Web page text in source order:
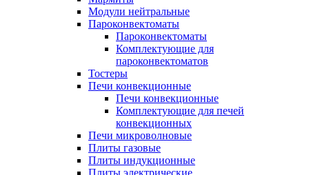
Модули нейтральные
Пароконвектоматы
Пароконвектоматы
Комплектующие для
пароконвектоматов
Тостеры
Печи конвекционные
Печи конвекционные
Комплектующие для печей
конвекционных
Печи микроволновые
Плиты газовые
Плиты индукционные
Плиты электрические